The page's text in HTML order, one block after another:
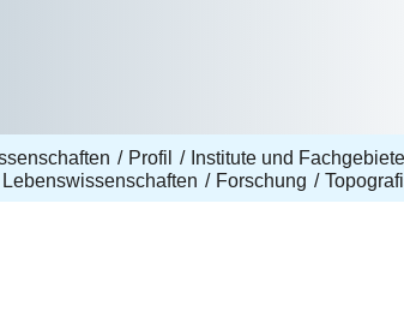
Profil Institute und Fachgebiete
Forschung